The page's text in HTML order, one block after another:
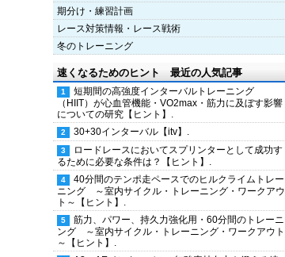
期分け・練習計画
レース対策情報・レース戦術
冬のトレーニング
速くなるためのヒント 最近の人気記事
短期間の高強度インターバルトレーニング
（HIIT）が心血管機能・VO2max・筋力に及ぼす影響
についての研究【ヒント】.
30+30インターバル【itv】.
ロードレースにおいてスプリンターとして成功す
るために必要な条件は？【ヒント】.
40分間のテンポ走ペースでのヒルクライムトレー
ニング ～室内サイクル・トレーニング・ワークアウ
ト～【ヒント】.
筋力、パワー、持久力強化用・60分間のトレーニ
ング ～室内サイクル・トレーニング・ワークアウト
～【ヒント】.